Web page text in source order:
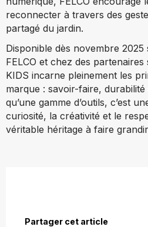
reconnecter à travers des
partagé du jardin.
Disponible dès novembre
FELCO et chez des partenaires
KIDS incarne pleinement les
marque : savoir-faire,
qu’une gamme d’outils, c’est
curiosité, la créativité et le
véritable héritage à faire
Partager cet article